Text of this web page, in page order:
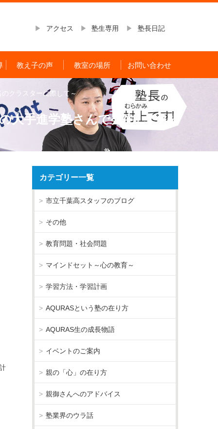
アクセス 塾生専用 塾長日記
教え子の声 教室の場所 お問い合わせ
クラスターに際して～
大手進学塾さんで発生した46
カテゴリー一覧
市立千葉高スタッフのブログ
その他
教育問題・社会問題
マインドセット～心の教育～
学習方法・学習計画
AQURASという塾の在り方
AQURAS生の成長物語
イベントのご案内
親の「心」の在り方
親御さんへのアドバイス
塾業界のウラ話